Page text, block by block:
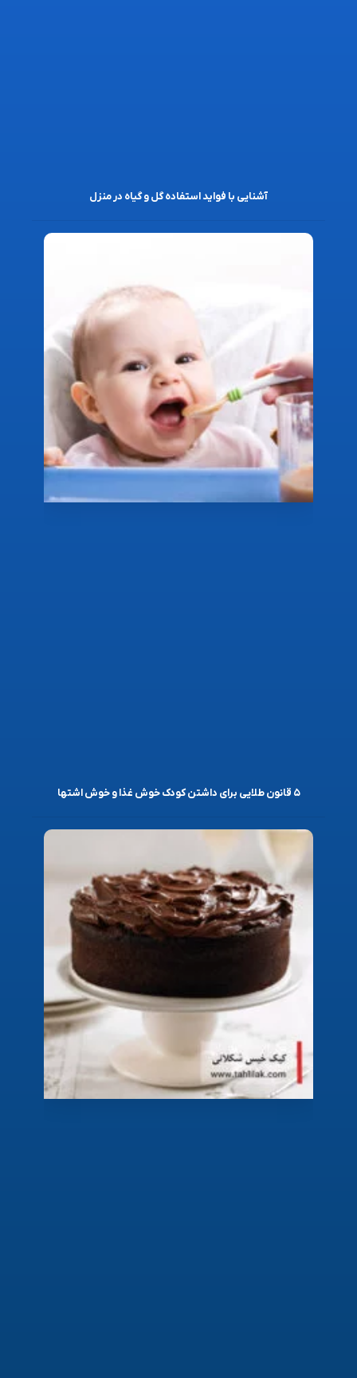
آشنایی با فواید استفاده گل و گیاه در منزل
۵ قانون طلایی برای داشتن کودک خوش غذا و خوش اشتها